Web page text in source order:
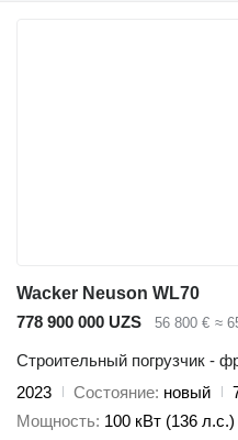
Wacker Neuson WL70
778 900 000 UZS
56 800 € ≈
Строительный погрузчик -
2023
Состояние новый
Мощность 100 кВт (136 л.с.)